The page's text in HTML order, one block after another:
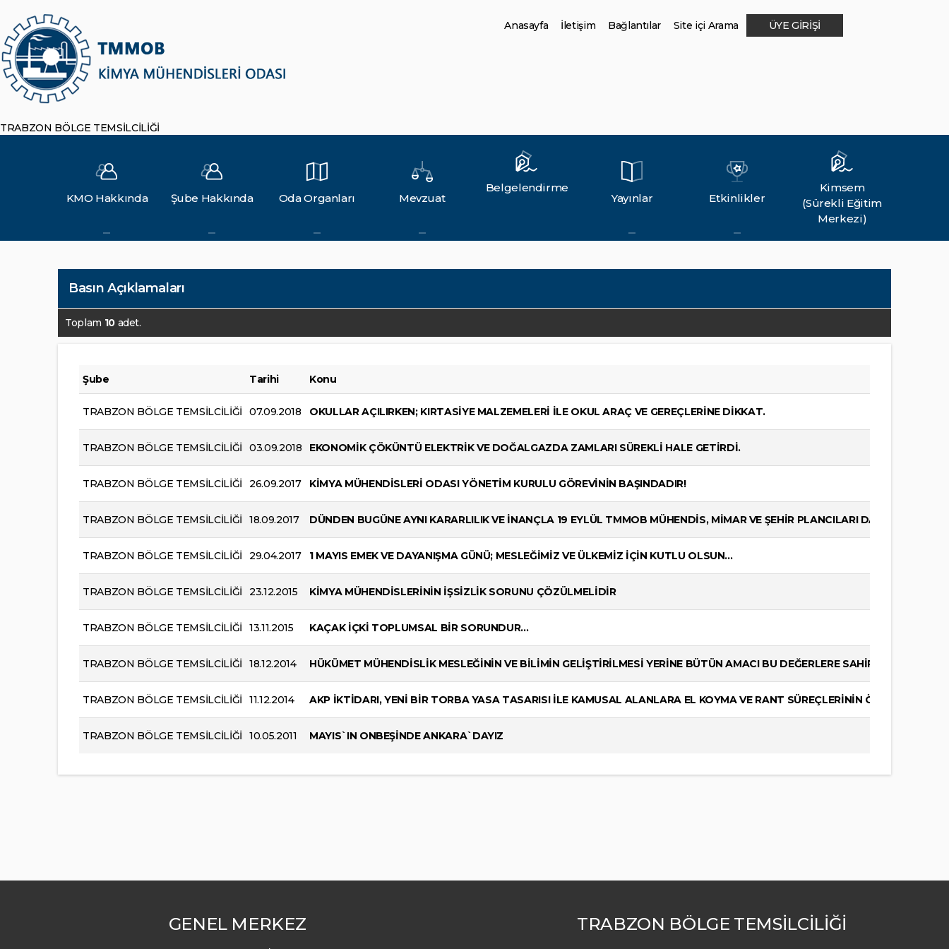
TRABZON BÖLGE TEMSİLCİLİĞİ
Anasayfa İletişim Bağlantılar Site içi Arama ÜYE GİRİŞİ
KMO Hakkında Şube Hakkında Oda Organları Mevzuat
Belgelendirme
Yayınlar Etkinlikler
Kimsem
(Sürekli Eğitim
Merkezi)
Basın Açıklamaları
Toplam 10adet.
Şube Tarihi Konu
TRABZON BÖLGE TEMSİLCİLİĞİ 07.09.2018 OKULLAR AÇILIRKEN; KIRTASİYE MALZEMELERİ İLE OKUL ARAÇ VE GEREÇLERİNE DİKKAT.
TRABZON BÖLGE TEMSİLCİLİĞİ 03.09.2018 EKONOMİK ÇÖKÜNTÜ ELEKTRİK VE DOĞALGAZDA ZAMLARI SÜREKLİ HALE GETİRDİ.
TRABZON BÖLGE TEMSİLCİLİĞİ 26.09.2017 KİMYA MÜHENDİSLERİ ODASI YÖNETİM KURULU GÖREVİNİN BAŞINDADIR!
TRABZON BÖLGE TEMSİLCİLİĞİ 18.09.2017 DÜNDEN BUGÜNE AYNI KARARLILIK VE İNANÇLA 19 EYLÜL TMMOB MÜHENDİS, MİMAR VE ŞEHİR PLANCILARI DAYANIŞMA
TRABZON BÖLGE TEMSİLCİLİĞİ 29.04.2017 1 MAYIS EMEK VE DAYANIŞMA GÜNÜ; MESLEĞİMİZ VE ÜLKEMİZ İÇİN KUTLU OLSUN...
TRABZON BÖLGE TEMSİLCİLİĞİ 23.12.2015 KİMYA MÜHENDİSLERİNİN İŞSİZLİK SORUNU ÇÖZÜLMELİDİR
TRABZON BÖLGE TEMSİLCİLİĞİ 13.11.2015 KAÇAK İÇKİ TOPLUMSAL BİR SORUNDUR...
TRABZON BÖLGE TEMSİLCİLİĞİ 18.12.2014 HÜKÜMET MÜHENDİSLİK MESLEĞİNİN VE BİLİMİN GELİŞTİRİLMESİ YERİNE BÜTÜN AMACI BU DEĞERLERE SAHİP ÇIKMAK
TRABZON BÖLGE TEMSİLCİLİĞİ 11.12.2014 AKP İKTİDARI, YENİ BİR TORBA YASA TASARISI İLE KAMUSAL ALANLARA EL KOYMA VE RANT SÜREÇLERİNİN ÖNÜNDEKİ
TRABZON BÖLGE TEMSİLCİLİĞİ 10.05.2011 MAYIS`IN ONBEŞİNDE ANKARA`DAYIZ
GENEL MERKEZ TRABZON BÖLGE TEMSİLCİLİĞİ